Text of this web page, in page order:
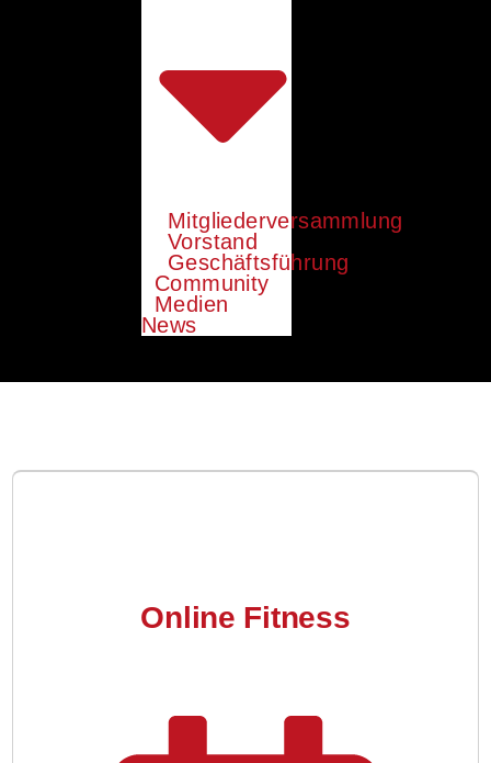
Mitgliederversammlung
Vorstand
Geschäftsführung
Community
Medien
News
Online Fitness